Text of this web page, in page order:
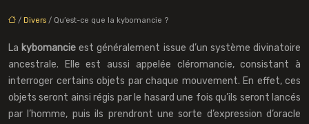
/ Divers / Qu’est-ce que la kybomancie ?
La kybomancie est généralement issue d’un système divinatoire
ancestrale. Elle est aussi appelée cléromancie, consistant à
interroger certains objets par chaque mouvement. En effet, ces
objets seront ainsi régis par le hasard une fois qu’ils seront lancés
par l’homme, puis ils prendront une sorte d’expression d’oracle